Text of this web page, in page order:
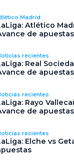
Madrid
Atlético
de apuestas
recientes
Real
de apuestas
recientes
Rayo
de apuestas
recientes
Elche vs